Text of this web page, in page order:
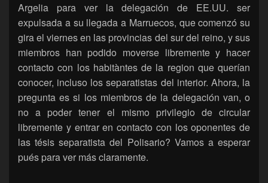
Argelia para ver la delegación de EE.UU. ser
expulsada a su llegada a Marruecos, que comenzó su
gira el viernes en las provincias del sur del reino, y sus
miembros han podido moverse libremente y hacer
contacto con los habitàntes de la region que querían
conocer, incluso los separatistas del interior. Ahora, la
pregunta es si los miembros de la delegación van, o
no a poder tener el mismo privilegio de circular
libremente y entrar en contacto con los oponentes de
las tésis separatista del Polisario? Vamos a esperar
pués para ver más claramente.